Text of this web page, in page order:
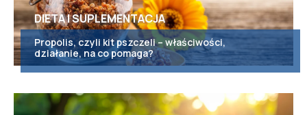
DIETA I SUPLEMENTACJA
Propolis, czyli kit pszczeli – właściwości,
działanie, na co pomaga?